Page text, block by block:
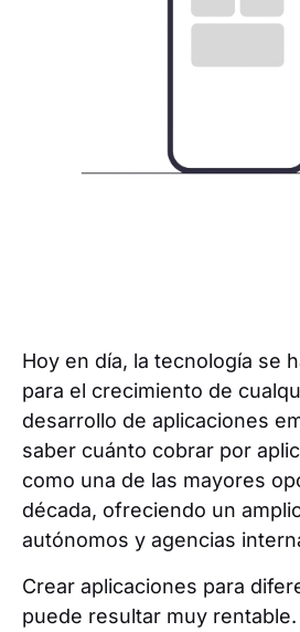
Hoy en día, la tecnología se
para el crecimiento de
desarrollo de aplicaciones
saber cuánto cobrar por
como una de las mayores
década, ofreciendo un
autónomos y agencias
Crear aplicaciones para
puede resultar muy